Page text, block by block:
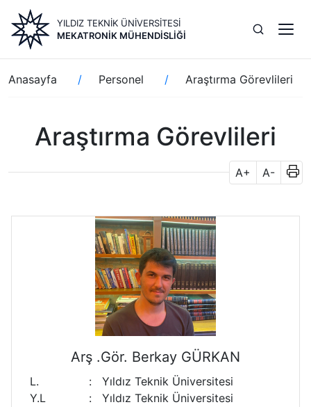
içeriğe
atla
YILDIZ TEKNİK ÜNİVERSİTESİ
MEKATRONIK MÜHENDISLIĞI
Sayfa
yolu
Anasayfa Personel Araştırma Görevlileri
Araştırma Görevlileri
A+ A-
Arş .Gör. Berkay GÜRKAN
L. :
Yıldız Teknik Üniversitesi
Y.L
:
Yıldız Teknik Üniversitesi